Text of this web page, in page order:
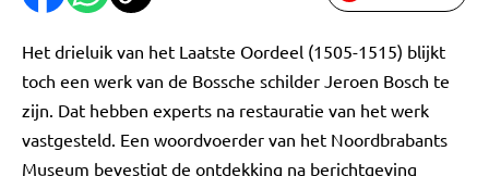
Het drieluik van het Laatste Oordeel (1505-1515) blijkt
toch een werk van de Bossche schilder Jeroen Bosch te
zijn. Dat hebben experts na restauratie van het werk
vastgesteld. Een woordvoerder van het Noordbrabants
Museum bevestigt de ontdekking na berichtgeving